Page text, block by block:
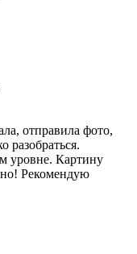
отправила фото,
разобраться.
уровне. Картину
Рекомендую